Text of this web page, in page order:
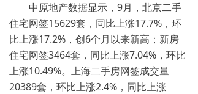
中原地产数据显示，9月，北京二手
住宅网签15629套，同比上涨17.7%，环
比上涨17.2%，创6个月以来新高；新房
住宅网签3464套，同比上涨7.04%，环比
上涨10.49%。上海二手房网签成交量
20389套，环比上涨2.4%，同比上涨